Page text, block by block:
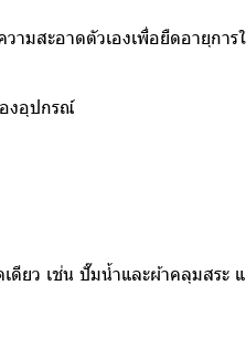
มสะอาดตัวเองเพื่อยืดอายุการ
งอุปกรณ์
ว เช่น ปั๊มน้ำและผ้าคลุมสระ แ